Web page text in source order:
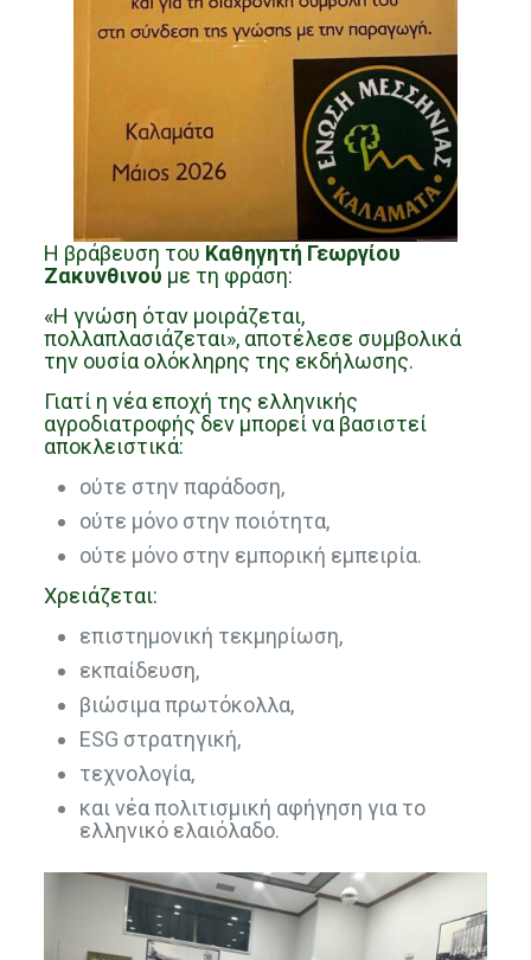
Η βράβευση του Καθηγητή Γεωργίου
Ζακυνθινού με τη φράση:
«Η γνώση όταν μοιράζεται,
πολλαπλασιάζεται», αποτέλεσε συμβολικά
την ουσία ολόκληρης της εκδήλωσης.
Γιατί η νέα εποχή της ελληνικής
αγροδιατροφής δεν μπορεί να βασιστεί
αποκλειστικά:
ούτε στην παράδοση,
ούτε μόνο στην ποιότητα,
ούτε μόνο στην εμπορική εμπειρία.
Χρειάζεται:
επιστημονική τεκμηρίωση,
εκπαίδευση,
βιώσιμα πρωτόκολλα,
ESG στρατηγική,
τεχνολογία,
και νέα πολιτισμική αφήγηση για το
ελληνικό ελαιόλαδο.